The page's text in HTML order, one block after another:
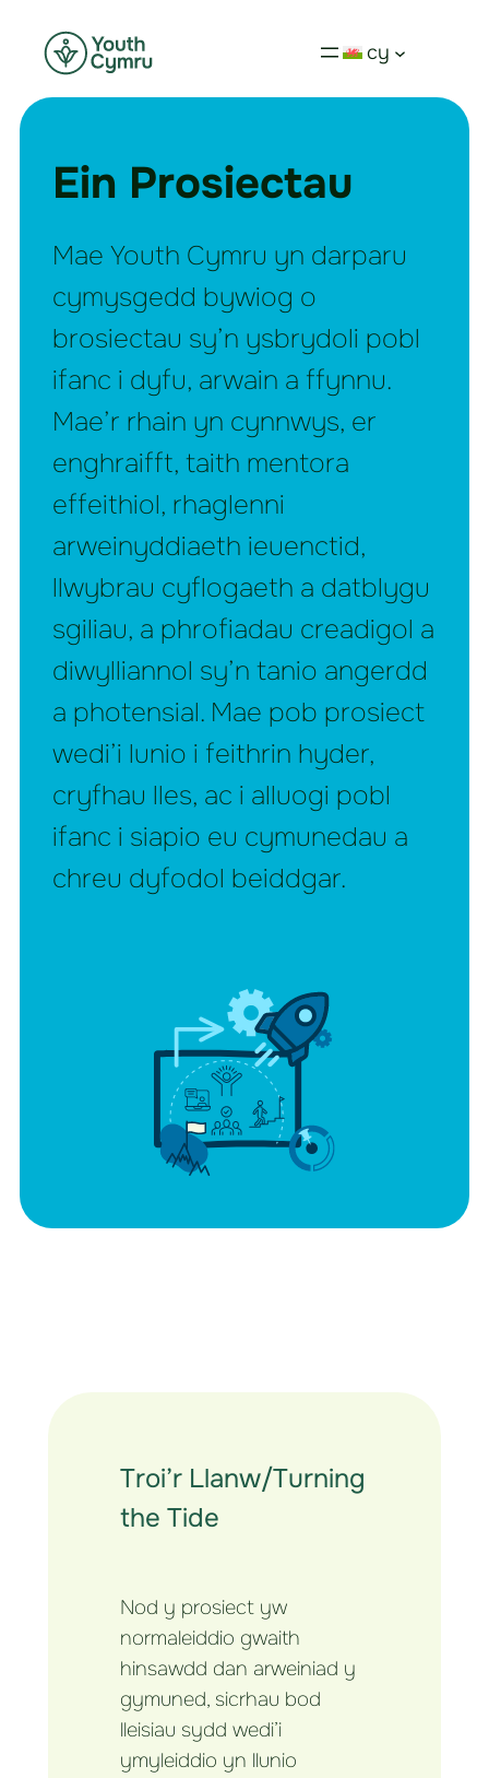
cy
Ein Prosiectau
Mae Youth Cymru yn darparu
cymysgedd bywiog o
brosiectau sy’n ysbrydoli pobl
ifanc i dyfu, arwain a ffynnu.
Mae’r rhain yn cynnwys, er
enghraifft, taith mentora
effeithiol, rhaglenni
arweinyddiaeth ieuenctid,
llwybrau cyflogaeth a datblygu
sgiliau, a phrofiadau creadigol a
diwylliannol sy’n tanio angerdd
a photensial. Mae pob prosiect
wedi’i lunio i feithrin hyder,
cryfhau lles, ac i alluogi pobl
ifanc i siapio eu cymunedau a
chreu dyfodol beiddgar.
Troi’r Llanw/Turning
the Tide
Nod y prosiect yw
normaleiddio gwaith
hinsawdd dan arweiniad y
gymuned, sicrhau bod
lleisiau sydd wedi’i
ymyleiddio yn llunio